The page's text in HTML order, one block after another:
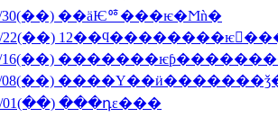
30(��) ��äѤꥷ���ѥ�Ϻǹ�
22(��)
16(��)
08(��)
01(��) ���դε���